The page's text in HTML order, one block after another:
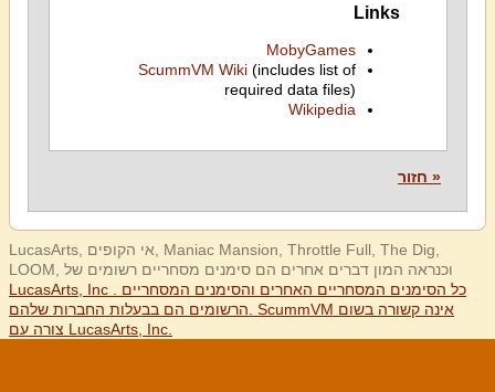
Links
MobyGames
ScummVM Wiki(includes list of
required data files)
Wikipedia
« חזור
LucasArts, אי הקופים, Maniac Mansion, Throttle Full, The Dig,
LOOM, וכנראה המון דברים אחרים הם סימנים מסחריים רשומים של
LucasArts, Inc . כל הסימנים המסחריים האחרים והסימנים המסחריים
הרשומים הם בבעלות החברות שלהם. ScummVM אינה קשורה בשום
צורה עם LucasArts, Inc.